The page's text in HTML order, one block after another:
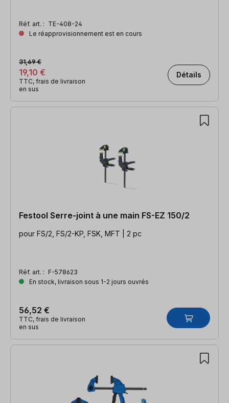
Réf. art. : TE-408-24
Le réapprovisionnement est en cours
19,10 €
31,69 €
TTC, frais de livraison
en sus
Détails
Festool Serre-joint à une main FS-EZ 150/2
pour FS/2, FS/2-KP, FSK, MFT | 2 pc
Réf. art. : F-578623
En stock, livraison sous 1-2 jours ouvrés
56,52 €
TTC, frais de livraison
en sus